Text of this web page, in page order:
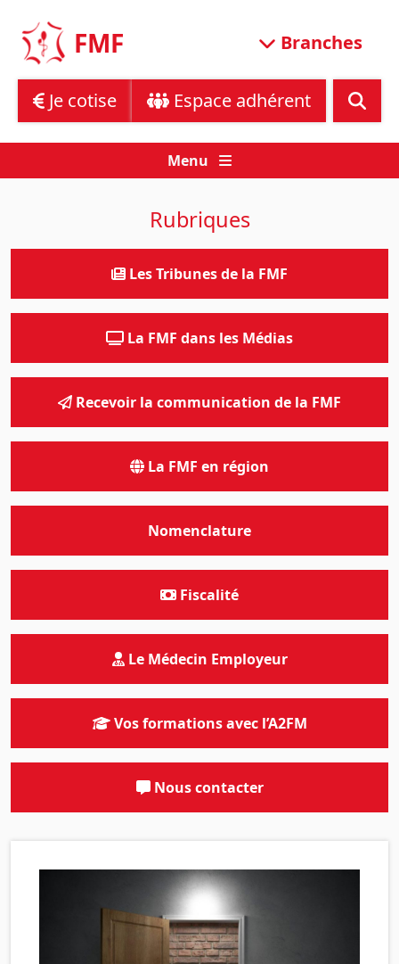
content
FMF Branches
Je cotise Espace adhérent
Menu
Rubriques
Les Tribunes de la FMF
La FMF dans les Médias
Recevoir la communication de la FMF
La FMF en région
Nomenclature
Fiscalité
Le Médecin Employeur
Vos formations avec l’A2FM
Nous contacter